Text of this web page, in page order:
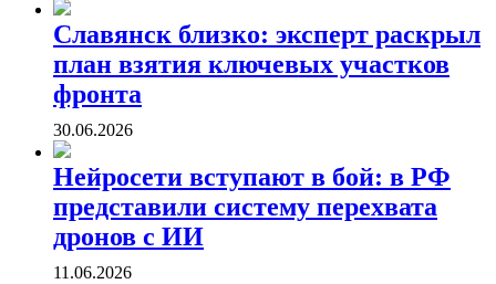
Славянск близко: эксперт раскрыл
план взятия ключевых участков
фронта
30.06.2026
Нейросети вступают в бой: в РФ
представили систему перехвата
дронов с ИИ
11.06.2026